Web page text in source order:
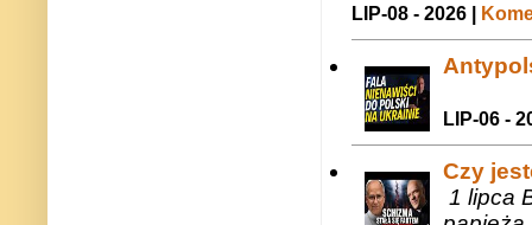
LIP-08 - 2026 |
LIP-06 -
Czy
1 lipca